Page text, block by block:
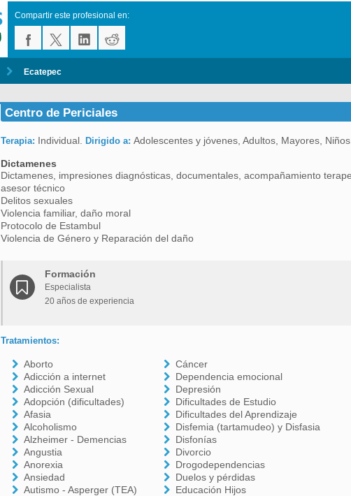
Compartir este profesional en:
Ecatepec
Centro de Periciales
Terapia: Individual. Dirigido a: Adolescentes y jóvenes, Adultos, Mayores, Niños
Dictamenes
Dictamenes, impresiones diagnósticas, documentales, acompañamiento
asesor técnico
Delitos sexuales
Violencia familiar, daño moral
Protocolo de Estambul
Violencia de Género y Reparación del daño
Formación
Especialista
20 años de experiencia
Tratamientos:
Aborto
Adicción a internet
Adicción Sexual
Adopción (dificultades)
Afasia
Alcoholismo
Alzheimer - Demencias
Angustia
Anorexia
Ansiedad
Autismo - Asperger (TEA)
Cáncer
Dependencia emocional
Depresión
Dificultades de Estudio
Dificultades del Aprendizaje
Disfemia (tartamudeo) y Disfasia
Disfonías
Divorcio
Drogodependencias
Duelos y pérdidas
Educación Hijos